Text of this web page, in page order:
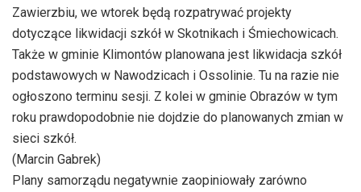
Zawierzbiu, we wtorek będą rozpatrywać projekty
dotyczące likwidacji szkół w Skotnikach i Śmiechowicach.
Także w gminie Klimontów planowana jest likwidacja szkół
podstawowych w Nawodzicach i Ossolinie. Tu na razie nie
ogłoszono terminu sesji. Z kolei w gminie Obrazów w tym
roku prawdopodobnie nie dojdzie do planowanych zmian w
sieci szkół.
(Marcin Gabrek)
Plany samorządu negatywnie zaopiniowały zarówno